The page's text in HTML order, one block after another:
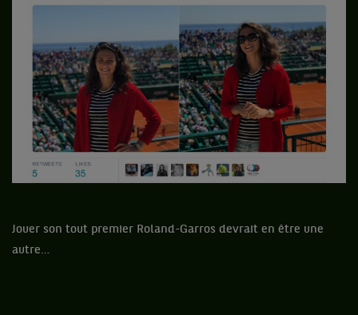
Jouer son tout premier Roland-Garros devrait en être une
autre…